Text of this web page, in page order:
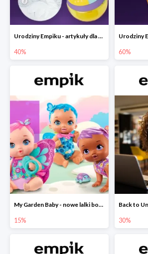
Urodziny Empiku - artykuły dla mamy i dziecka do -40%
40% 60%
My Garden Baby - nowe lalki bobaski w Empiku do -15%
15% 30%